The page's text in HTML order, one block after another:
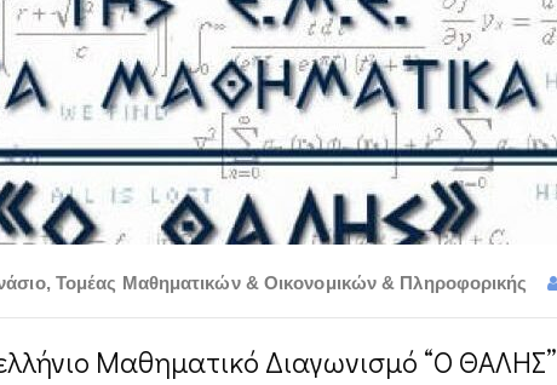
, Τομέας Μαθηματικών & Οικονομικών & Πληροφορικής
Μαθηματικό Διαγωνισμό “Ο ΘΑΛΗΣ”